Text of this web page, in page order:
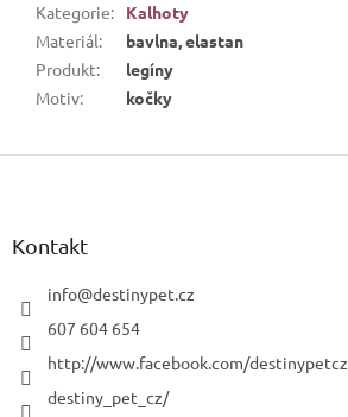
Kategorie:
Kalhoty
Materiál:
bavlna, elastan
Produkt:
legíny
Motiv: kočky
Z
Kontakt
info@destinypet.cz
607 604 654
http://www.facebook.com/destinypetcz
destiny_pet_cz/